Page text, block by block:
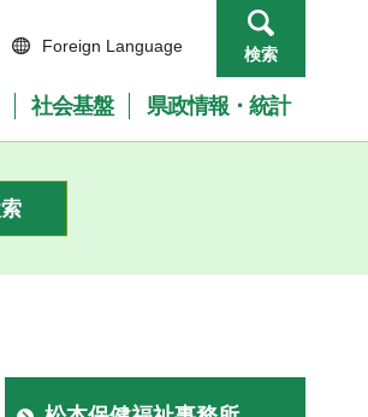
Foreign Language 検索
社会基盤 県政情報・統計